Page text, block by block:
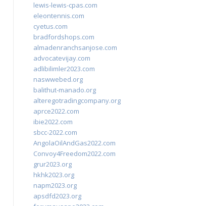
lewis-lewis-cpas.com
eleontennis.com
cyetus.com
bradfordshops.com
almadenranchsanjose.com
advocatevijay.com
adlibilimler2023.com
naswwebed.org
balithut-manado.org
alteregotradingcompany.org
aprce2022.com
ibie2022.com
sbcc-2022.com
AngolaOilAndGas2022.com
Convoy4Freedom2022.com
grur2023.org
hkhk2023.org
napm2023.org
apsdfd2023.org